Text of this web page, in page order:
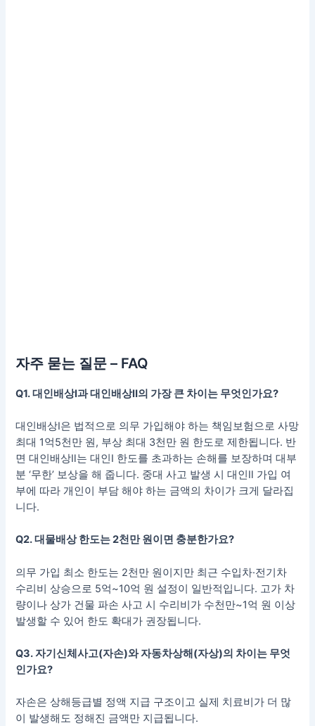
자주 묻는 질문 – FAQ
Q1. 대인배상Ⅰ과 대인배상Ⅱ의 가장 큰 차이는 무엇인가요?
대인배상Ⅰ은 법적으로 의무 가입해야 하는 책임보험으로 사망
최대 1억5천만 원, 부상 최대 3천만 원 한도로 제한됩니다. 반
면 대인배상Ⅱ는 대인Ⅰ 한도를 초과하는 손해를 보장하며 대부
분 ‘무한’ 보상을 해 줍니다. 중대 사고 발생 시 대인Ⅱ 가입 여
부에 따라 개인이 부담 해야 하는 금액의 차이가 크게 달라집
니다.
Q2. 대물배상 한도는 2천만 원이면 충분한가요?
의무 가입 최소 한도는 2천만 원이지만 최근 수입차·전기차
수리비 상승으로 5억~10억 원 설정이 일반적입니다. 고가 차
량이나 상가 건물 파손 사고 시 수리비가 수천만~1억 원 이상
발생할 수 있어 한도 확대가 권장됩니다.
Q3. 자기신체사고(자손)와 자동차상해(자상)의 차이는 무엇
인가요?
자손은 상해등급별 정액 지급 구조이고 실제 치료비가 더 많
이 발생해도 정해진 금액만 지급됩니다.